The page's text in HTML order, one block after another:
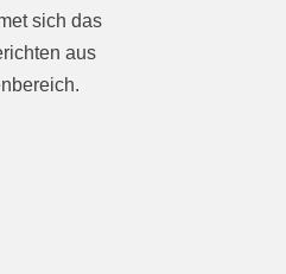
sich das
aus